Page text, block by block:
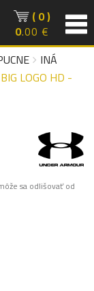
( 0 )
0.00 €
INÁ
LOGO HD -
sa odlišovať od